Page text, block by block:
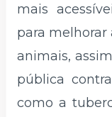
mais
para melhorar
animais,
pública
como a